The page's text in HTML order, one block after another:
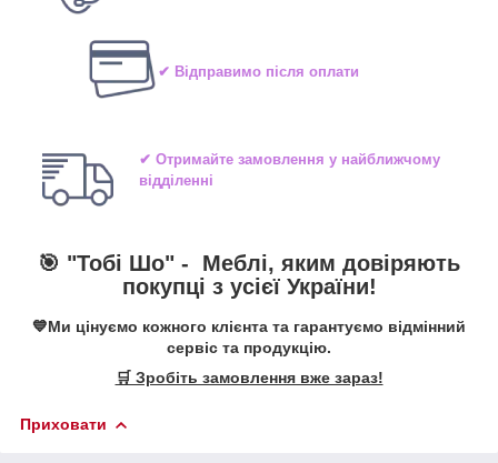
✔ Відправимо після оплати
✔ Отримайте замовлення у найближчому
відділенні
🎯 "Тобі Шо" - Меблі, яким довіряють
покупці з усієї України!
💙Ми цінуємо кожного клієнта та гарантуємо відмінний
сервіс та продукцію.
🛒 Зробіть замовлення вже зараз!
Приховати